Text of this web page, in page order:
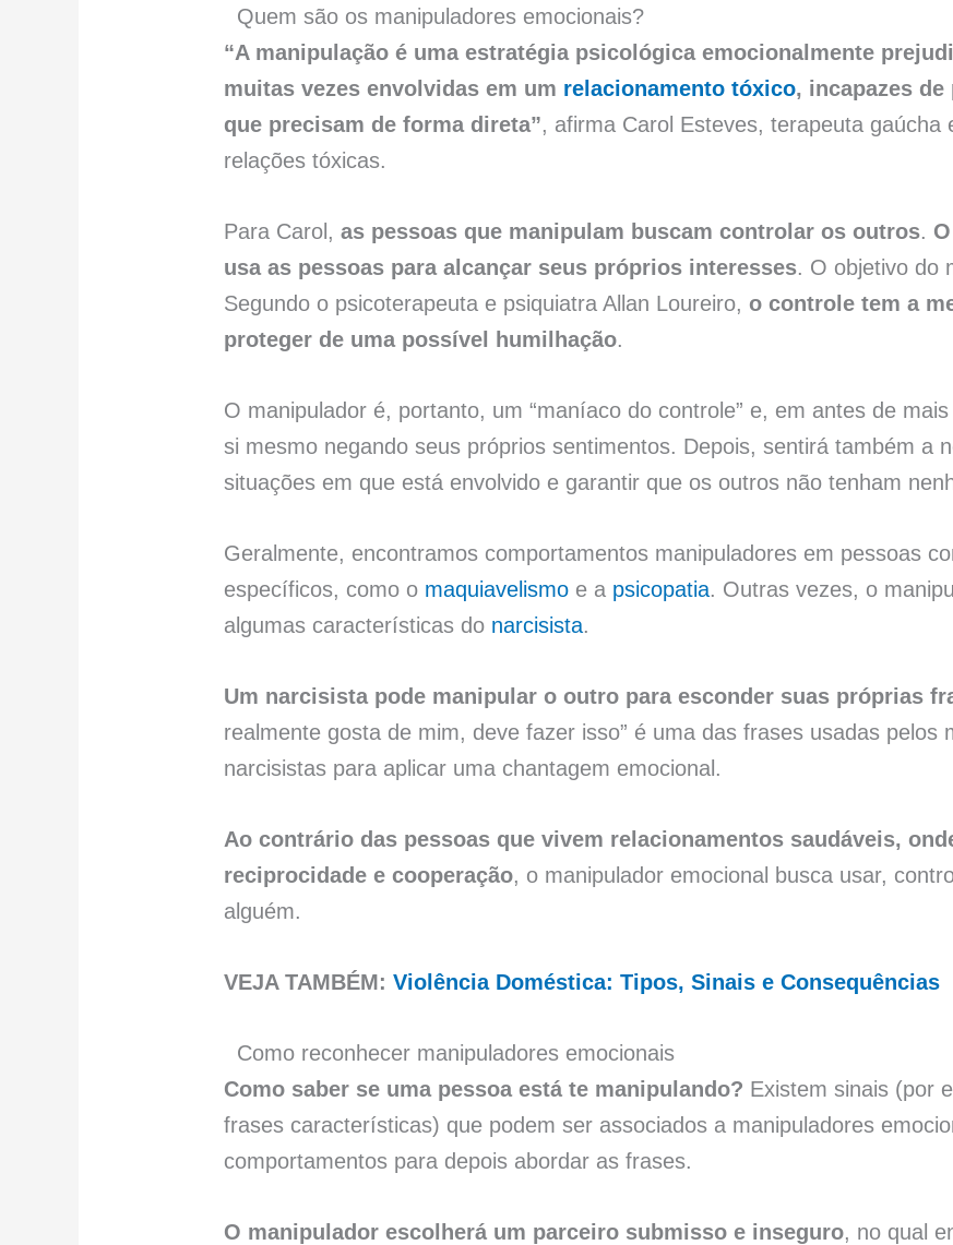
Quem são os manipuladores emocionais?
“A manipulação é uma estratégia psicológica emocionalmente
muitas vezes envolvidas em um relacionamento tóxico, incapazes
que precisam de forma direta”, afirma Carol Esteves, terapeuta gaúcha
relações tóxicas.
Para Carol,as pessoas que manipulam buscam controlar os outros.
usa as pessoas para alcançar seus próprios interesses. O objetivo do
Segundo o psicoterapeuta e psiquiatra Allan Loureiro,o controle tem a
proteger de uma possível humilhação.
O manipulador é, portanto, um “maníaco do controle” e, em antes de
si mesmo negando seus próprios sentimentos. Depois, sentirá também a
situações em que está envolvido e garantir que os outros não tenham
Geralmente, encontramos comportamentos manipuladores em pessoas
específicos, como o maquiavelismo e a psicopatia. Outras vezes, o
algumas características do narcisista.
Um narcisista pode manipular o outro para esconder suas próprias
realmente gosta de mim, deve fazer isso” é uma das frases usadas pelos
narcisistas para aplicar uma chantagem emocional.
Ao contrário das pessoas que vivem relacionamentos saudáveis,
reciprocidade e cooperação, o manipulador emocional busca usar,
alguém.
VEJA TAMBÉM:Violência Doméstica: Tipos, Sinais e Consequências
Como reconhecer manipuladores emocionais
Como saber se uma pessoa está te manipulando? Existem sinais (por
frases características) que podem ser associados a manipuladores
comportamentos para depois abordar as frases.
O manipulador escolherá um parceiro submisso e inseguro, no qual